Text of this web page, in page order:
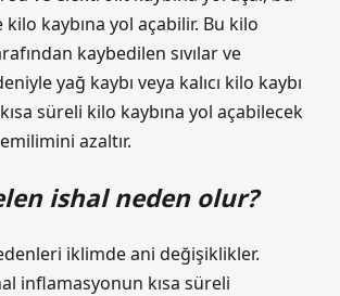
kilo kaybına yol açabilir. Bu kilo
kaybedilen sıvılar ve
yağ kaybı veya kalıcı kilo kaybı
süreli kilo kaybına yol açabilecek
azaltır.
ishal neden olur?
iklimde ani değişiklikler.
inflamasyonun kısa süreli